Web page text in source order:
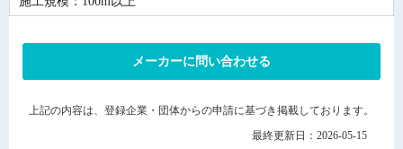
メーカーに問い合わせる
上記の内容は、登録企業・団体からの申請に基づき掲載しております。
最終更新日：2026-05-15